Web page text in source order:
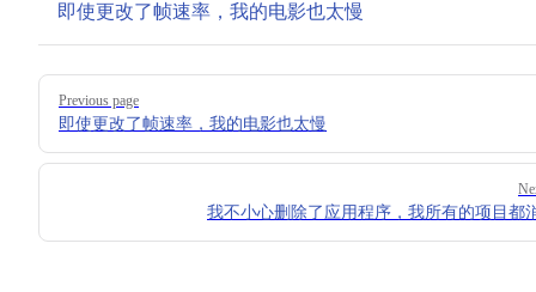
即使更改了帧速率，我的电影也太慢
Pager
Previous page
即使更改了帧速率，我的电影也太慢
我不小心删除了应用程序，我所有的项目都